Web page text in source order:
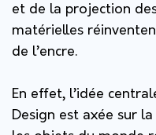
et de la projection
matérielles
de l’encre.
En effet, l’idée
Design est axée sur